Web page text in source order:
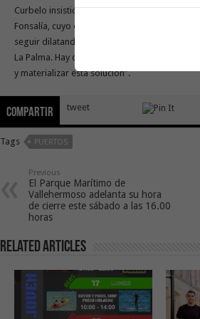
Curbelo insistió en que la única solución
Fonsalía, cuyo expediente inició su
seguir dilatando este asunto que es de vital
La Palma. Hay que poner sentido común,
y materializar esta solución”.
Compartir tweet
Tags PUERTOS
Previous
El Parque Marítimo de
Vallehermoso adelanta su hora
de cierre este sábado a las 16.00
horas
Related Articles